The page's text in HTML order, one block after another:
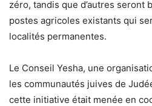
zéro, tandis que d’autres seront
postes agricoles existants qui
localités permanentes.
Le Conseil Yesha, une
les communautés juives de
cette initiative était menée en